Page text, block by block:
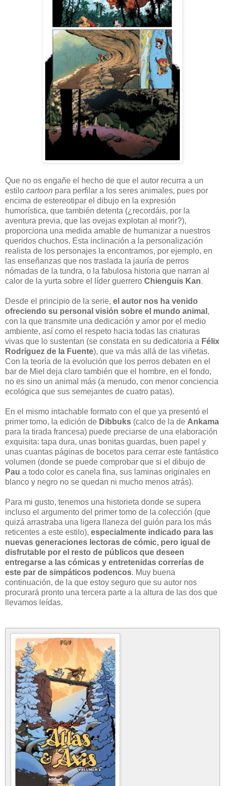
Que no os engañe el hecho de que el autor recurra a un
estilo cartoon para perfilar a los seres animales, pues por
encima de estereotipar el dibujo en la expresión
humorística, que también detenta (¿recordáis, por la
aventura previa, que las ovejas explotan al morir?),
proporciona una medida amable de humanizar a nuestros
queridos chuchos. Esta inclinación a la personalización
realista de los personajes la encontramos, por ejemplo, en
las enseñanzas que nos traslada la jauría de perros
nómadas de la tundra, o la fabulosa historia que narran al
calor de la yurta sobre el líder guerrero Chienguis Kan.
Desde el principio de la serie, el autor nos ha venido
ofreciendo su personal visión sobre el mundo animal ,
con la que transmite una dedicación y amor por el medio
ambiente, así como el respeto hacia todas las criaturas
vivas que lo sustentan (se constata en su dedicatoria a Félix
Rodríguez de la Fuente), que va más allá de las viñetas.
Con la teoría de la evolución que los perros debaten en el
bar de Miel deja claro también que el hombre, en el fondo,
no es sino un animal más (a menudo, con menor conciencia
ecológica que sus semejantes de cuatro patas).
En el mismo intachable formato con el que ya presentó el
primer tomo, la edición de Dibbuks (calco de la de Ankama
para la tirada francesa) puede preciarse de una elaboración
exquisita: tapa dura, unas bonitas guardas, buen papel y
unas cuantas páginas de bocetos para cerrar este fantástico
volumen (donde se puede comprobar que si el dibujo de
Pau a todo color es canela fina, sus laminas originales en
blanco y negro no se quedan ni mucho menos atrás).
Para mi gusto, tenemos una historieta donde se supera
incluso el argumento del primer tomo de la colección (que
quizá arrastraba una ligera llaneza del guión para los más
reticentes a este estilo), especialmente indicado para las
nuevas generaciones lectoras de cómic, pero igual de
disfrutable por el resto de públicos que deseen
entregarse a las cómicas y entretenidas correrías de
este par de simpáticos podencos. Muy buena
continuación, de la que estoy seguro que su autor nos
procurará pronto una tercera parte a la altura de las dos que
llevamos leídas.